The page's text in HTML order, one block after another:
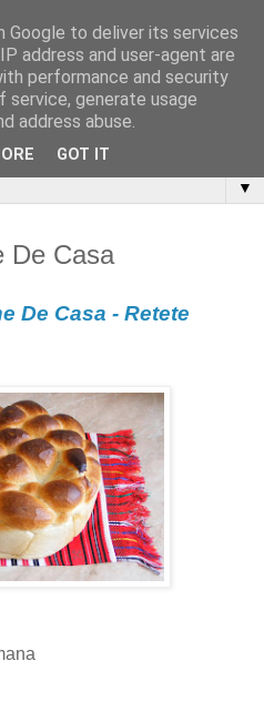
▼
De Casa
De Casa - Retete
Google to deliver its services
address and user-agent are
performance and security
generate usage
address abuse.
GOT IT